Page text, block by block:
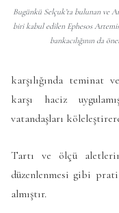
Bugünkü Selçuk’ta bulunan ve
biri kabul edilen Ephesos
bankacılığının da
karşılığında teminat
karşı haciz
vatandaşları
Tartı ve ölçü
düzenlenmesi gibi
almıştır.